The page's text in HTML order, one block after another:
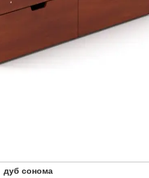
дуб сонома